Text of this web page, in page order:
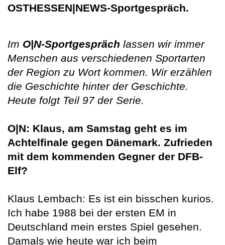
OSTHESSEN|NEWS-Sportgespräch.
Im O|N-Sportgespräch lassen wir immer
Menschen aus verschiedenen Sportarten
der Region zu Wort kommen. Wir erzählen
die Geschichte hinter der Geschichte.
Heute folgt Teil 97 der Serie.
O|N: Klaus, am Samstag geht es im
Achtelfinale gegen Dänemark. Zufrieden
mit dem kommenden Gegner der DFB-
Elf?
Klaus Lembach: Es ist ein bisschen kurios.
Ich habe 1988 bei der ersten EM in
Deutschland mein erstes Spiel gesehen.
Damals wie heute war ich beim